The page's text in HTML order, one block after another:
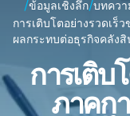
/ข้อมูลเชิงลึก/บทควา
การเติบโตอย่างรวดเร็
ผลกระทบต่อธุรกิจคลัง
การเติบ
ภาคก